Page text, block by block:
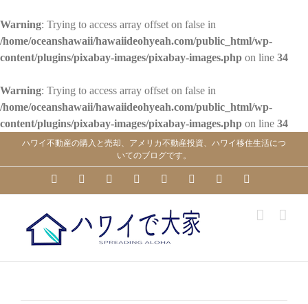
Warning: Trying to access array offset on false in
/home/oceanshawaii/hawaiideohyeah.com/public_html/wp-
content/plugins/pixabay-images/pixabay-images.php on line 34
Warning: Trying to access array offset on false in
/home/oceanshawaii/hawaiideohyeah.com/public_html/wp-
content/plugins/pixabay-images/pixabay-images.php on line 34
ハワイ不動産の購入と売却、アメリカ不動産投資、ハワイ移住生活につ
いてのブログです。
YouTubeFacebookInstagramLinkedInSkype PinterestTumblr